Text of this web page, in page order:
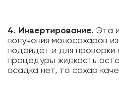
4. Инвертирование. Эта
получения моносахаров
подойдёт и для проверки
процедуры жидкость
осадка нет, то сахар